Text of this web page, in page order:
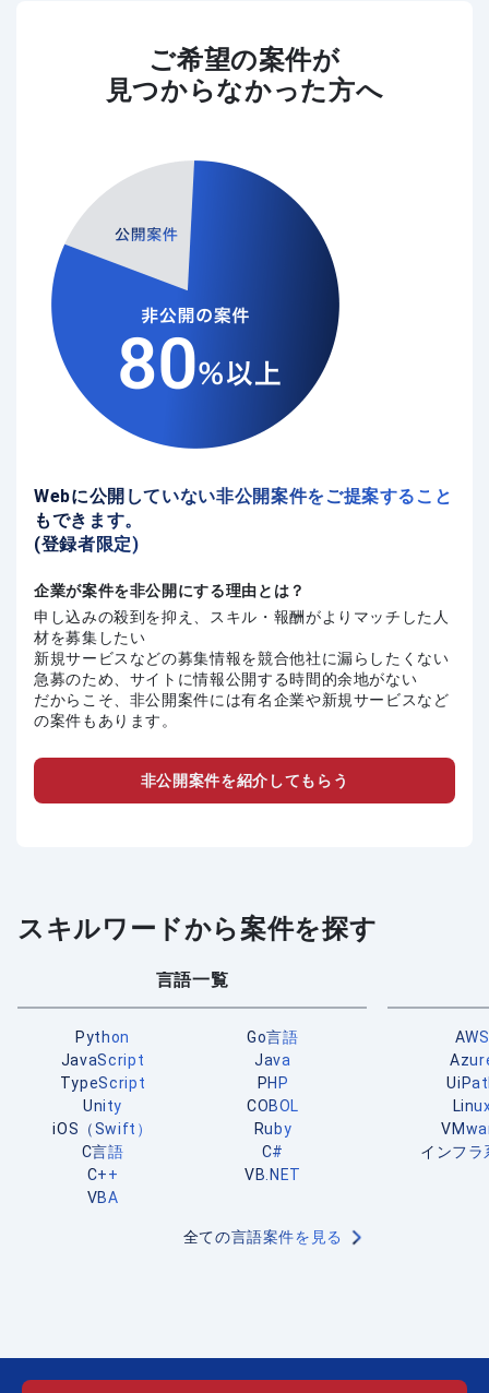
ご希望の案件が
見つからなかった方へ
Webに公開していない非公開案件をご提案すること
もできます。
(登録者限定)
企業が案件を非公開にする理由とは？
申し込みの殺到を抑え、スキル・報酬がよりマッチした人
材を募集したい
新規サービスなどの募集情報を競合他社に漏らしたくない
急募のため、サイトに情報公開する時間的余地がない
だからこそ、非公開案件には有名企業や新規サービスなど
の案件もあります。
非公開案件を紹介してもらう
スキルワードから案件を探す
言語一覧
Python
Go言語
JavaScript
Java
TypeScript
PHP
Unity
COBOL
iOS（Swift）
Ruby
C言語
C#
C++
VB.NET
VBA
全ての言語案件を見る
AWS
インフラ